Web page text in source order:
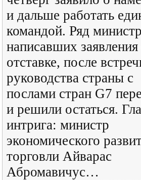
и дальше работать
командой. Ряд
написавших
отставке, после
руководства страны с
послами стран G7
и решили остаться.
интрига: министр
экономического
торговли Айварас
Абромавичус…